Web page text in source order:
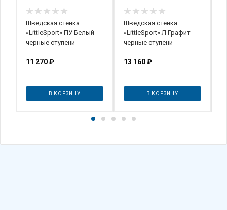
Шведская стенка
«LittleSport» ПУ Белый
черные ступени
11 270₽
В КОРЗИНУ
Шведская стенка
«LittleSport» Л Графит
черные ступени
13 160₽
В КОРЗИНУ